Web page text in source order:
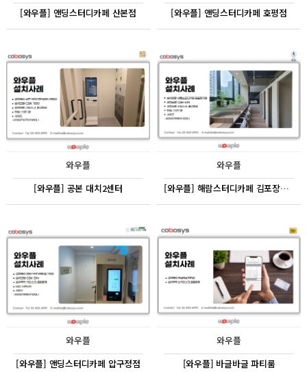
[와우플] 앤딩스터디카페 산본점
[와우플] 앤딩스터디카페 호평점
와우플
[와우플] 공본 대치2센터
와우플
[와우플] 해람스터디카페 김포장기점
와우플
[와우플] 앤딩스터디카페 압구정점
와우플
[와우플] 바글바글 파티룸